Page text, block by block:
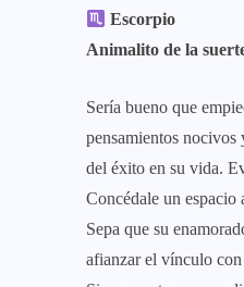
Escorpio
Animalito de la
Sería bueno que
pensamientos
del éxito en su vida.
Concédale un espacio
Sepa que su
afianzar el vínculo con